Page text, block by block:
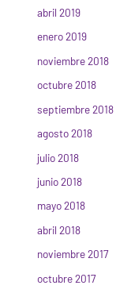
abril 2019
enero 2019
noviembre 2018
octubre 2018
septiembre 2018
agosto 2018
julio 2018
junio 2018
mayo 2018
abril 2018
noviembre 2017
octubre 2017